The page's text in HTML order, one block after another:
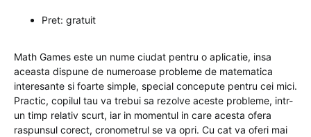
Pret: gratuit
Math Games este un nume ciudat pentru o aplicatie, insa
aceasta dispune de numeroase probleme de matematica
interesante si foarte simple, special concepute pentru cei mici.
Practic, copilul tau va trebui sa rezolve aceste probleme, intr-
un timp relativ scurt, iar in momentul in care acesta ofera
raspunsul corect, cronometrul se va opri. Cu cat va oferi mai